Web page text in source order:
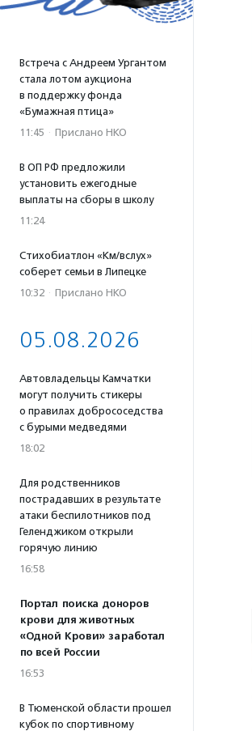
Встреча с Андреем Ургантом
стала лотом аукциона
в поддержку фонда
«Бумажная птица»
11:45 · Прислано НКО
В ОП РФ предложили
установить ежегодные
выплаты на сборы в школу
11:24
Стихобиатлон «Км/вслух»
соберет семьи в Липецке
10:32 · Прислано НКО
05.08.2026
Автовладельцы Камчатки
могут получить стикеры
о правилах добрососедства
с бурыми медведями
18:02
Для родственников
пострадавших в результате
атаки беспилотников под
Геленджиком открыли
горячую линию
16:58
Портал поиска доноров
крови для животных
«Одной Крови» заработал
по всей России
16:53
В Тюменской области прошел
кубок по спортивному